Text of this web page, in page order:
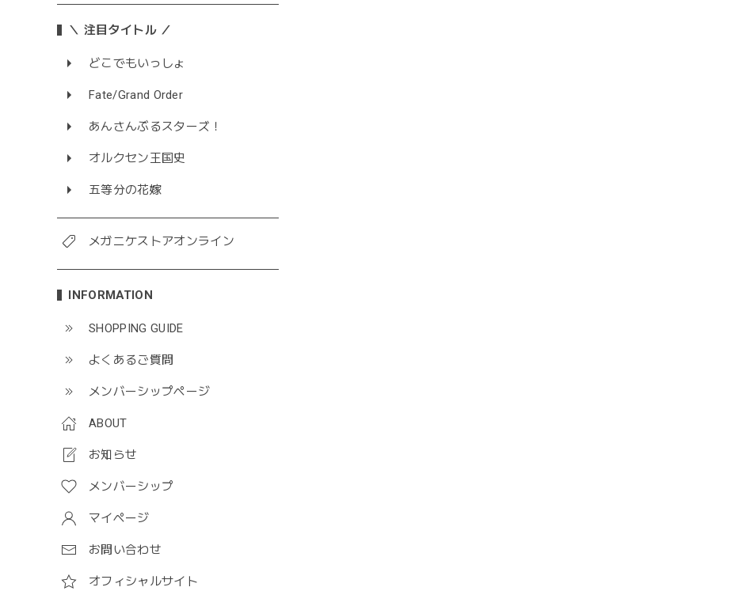
＼ 注目タイトル ／
どこでもいっしょ
Fate/Grand Order
あんさんぶるスターズ！
オルクセン王国史
五等分の花嫁
メガニケストアオンライン
INFORMATION
SHOPPING GUIDE
よくあるご質問
メンバーシップページ
ABOUT
お知らせ
メンバーシップ
マイページ
お問い合わせ
オフィシャルサイト